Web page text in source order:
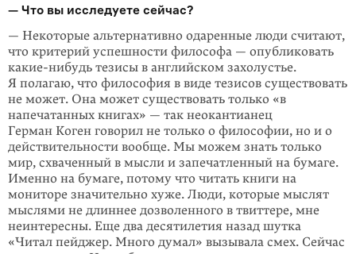
— Что вы исследуете сейчас?
— Некоторые альтернативно одаренные люди считают,
что критерий успешности философа — опубликовать
какие-нибудь тезисы в английском захолустье.
Я полагаю, что философия в виде тезисов существовать
не может. Она может существовать только «в
напечатанных книгах» — так неокантианец
Герман Коген говорил не только о философии, но и о
действительности вообще. Мы можем знать только
мир, схваченный в мысли и запечатленный на бумаге.
Именно на бумаге, потому что читать книги на
мониторе значительно хуже. Люди, которые мыслят
мыслями не длиннее дозволенного в твиттере, мне
неинтересны. Еще два десятилетия назад шутка
«Читал пейджер. Много думал» вызывала смех. Сейчас